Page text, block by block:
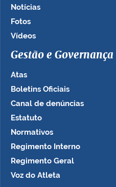
Notícias
Fotos
Vídeos
Gestão e Governança
Atas
Boletins Oficiais
Canal de denúncias
Estatuto
Normativos
Regimento Interno
Regimento Geral
Voz do Atleta